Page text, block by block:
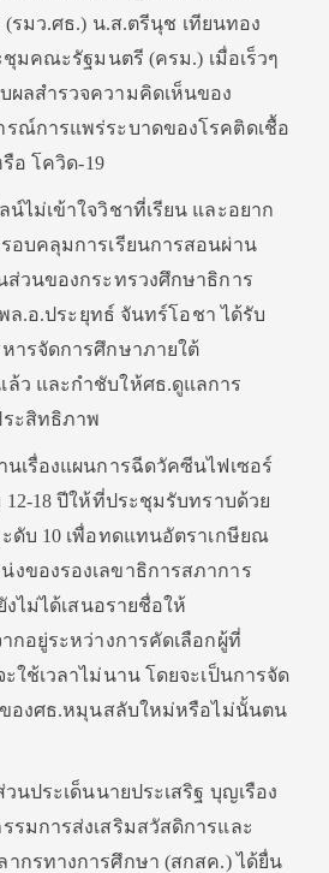
รมว.ศธ.) น.ส.ตรีนุช เทียนทอง
ชุมคณะรัฐมนตรี (ครม.) เมื่อเร็วๆ
ผลสำรวจความคิดเห็นของ
ณ์การแพร่ระบาดของโรคติดเชื้อ
อ โควิด-19
น์ไม่เข้าใจวิชาที่เรียน และอยาก
อบคลุมการเรียนการสอนผ่าน
ส่วนของกระทรวงศึกษาธิการ
ล.อ.ประยุทธ์ จันทร์โอชา ได้รับ
ารจัดการศึกษาภายใต้
ว และกำชับให้ศธ.ดูแลการ
ะสิทธิภาพ
นเรื่องแผนการฉีดวัคซีนไฟเซอร์
18 ปีให้ที่ประชุมรับทราบด้วย
ดับ 10 เพื่อทดแทนอัตราเกษียณ
งของรองเลขาธิการสภาการ
ไม่ได้เสนอรายชื่อให้
กอยู่ระหว่างการคัดเลือกผู้ที่
ใช้เวลาไม่นาน โดยจะเป็นการจัด
องศธ.หมุนสลับใหม่หรือไม่นั้นตน
นประเด็นนายประเสริฐ บุญเรือง
รมการส่งเสริมสวัสดิการและ
กรทางการศึกษา (สกสค.) ได้ยื่น